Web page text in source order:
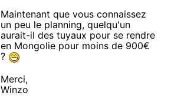
Maintenant que vous connaissez
un peu le planning, quelqu'un
aurait-il des tuyaux pour se rendre
en Mongolie pour moins de 900€
?
Merci,
Winzo